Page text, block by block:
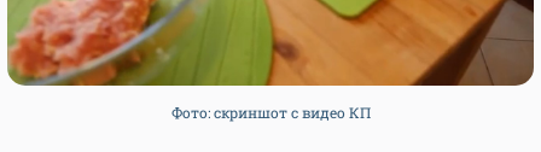
Фото: скриншот с видео КП